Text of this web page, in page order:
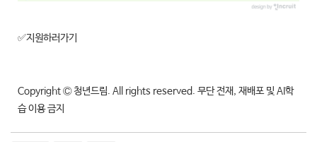
✅지원하러가기
Copyright Ⓒ 청년드림. All rights reserved. 무단 전재, 재배포 및 AI학
습 이용 금지